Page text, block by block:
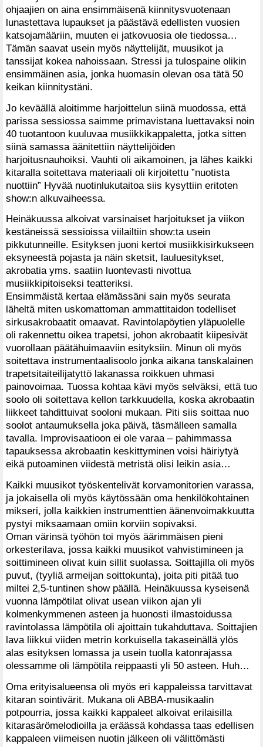
ohjaajien on aina ensimmäisenä kiinnitysvuotenaan
lunastettava lupaukset ja päästävä edellisten vuosien
katsojamääriin, muuten ei jatkovuosia ole tiedossa…
Tämän saavat usein myös näyttelijät, muusikot ja
tanssijat kokea nahoissaan. Stressi ja tulospaine olikin
ensimmäinen asia, jonka huomasin olevan osa tätä 50
keikan kiinnitystäni.
Jo keväällä aloitimme harjoittelun siinä muodossa, että
parissa sessiossa saimme primavistana luettavaksi noin
40 tuotantoon kuuluvaa musiikkikappaletta, jotka sitten
siinä samassa äänitettiin näyttelijöiden
harjoitusnauhoiksi. Vauhti oli aikamoinen, ja lähes kaikki
kitaralla soitettava materiaali oli kirjoitettu ”nuotista
nuottiin” Hyvää nuotinlukutaitoa siis kysyttiin eritoten
show:n alkuvaiheessa.
Heinäkuussa alkoivat varsinaiset harjoitukset ja viikon
kestäneissä sessioissa viilailtiin show:ta usein
pikkutunneille. Esityksen juoni kertoi musiikkisirkukseen
eksyneestä pojasta ja näin sketsit, lauluesitykset,
akrobatia yms. saatiin luontevasti nivottua
musiikkipitoiseksi teatteriksi.
Ensimmäistä kertaa elämässäni sain myös seurata
läheltä miten uskomattoman ammattitaidon todelliset
sirkusakrobaatit omaavat. Ravintolapöytien yläpuolelle
oli rakennettu oikea trapetsi, johon akrobaatit kiipesivät
vuorollaan päätähuimaaviin esityksiin. Minun oli myös
soitettava instrumentaalisoolo jonka aikana tanskalainen
trapetsitaiteilijatyttö lakanassa roikkuen uhmasi
painovoimaa. Tuossa kohtaa kävi myös selväksi, että tuo
soolo oli soitettava kellon tarkkuudella, koska akrobaatin
liikkeet tahdittuivat sooloni mukaan. Piti siis soittaa nuo
soolot antaumuksella joka päivä, täsmälleen samalla
tavalla. Improvisaatioon ei ole varaa – pahimmassa
tapauksessa akrobaatin keskittyminen voisi häiriytyä
eikä putoaminen viidestä metristä olisi leikin asia…
Kaikki muusikot työskentelivät korvamonitorien varassa,
ja jokaisella oli myös käytössään oma henkilökohtainen
mikseri, jolla kaikkien instrumenttien äänenvoimakkuutta
pystyi miksaamaan omiin korviin sopivaksi.
Oman värinsä työhön toi myös äärimmäisen pieni
orkesterilava, jossa kaikki muusikot vahvistimineen ja
soittimineen olivat kuin sillit suolassa. Soittajilla oli myös
puvut, (tyyliä armeijan soittokunta), joita piti pitää tuo
miltei 2,5-tuntinen show päällä. Heinäkuussa kyseisenä
vuonna lämpötilat olivat usean viikon ajan yli
kolmenkymmenen asteen ja huonosti ilmastoidussa
ravintolassa lämpötila oli ajoittain tukahduttava. Soittajien
lava liikkui viiden metrin korkuisella takaseinällä ylös
alas esityksen lomassa ja usein tuolla katonrajassa
olessamme oli lämpötila reippaasti yli 50 asteen. Huh…
Oma erityisalueensa oli myös eri kappaleissa tarvittavat
kitaran sointivärit. Mukana oli ABBA-musikaalin
potpourria, jossa kaikki kappaleet alkoivat erilaisilla
kitarasärömelodioilla ja eräässä kohdassa taas edellisen
kappaleen viimeisen nuotin jälkeen oli välittömästi